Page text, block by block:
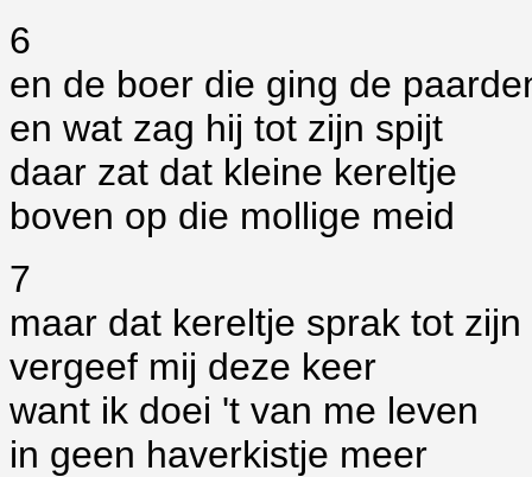
6
en de boer die ging de
en wat zag hij tot zijn spijt
daar zat dat kleine kereltje
boven op die mollige meid
7
maar dat kereltje sprak tot
vergeef mij deze keer
want ik doei 't van me leven
in geen haverkistje meer